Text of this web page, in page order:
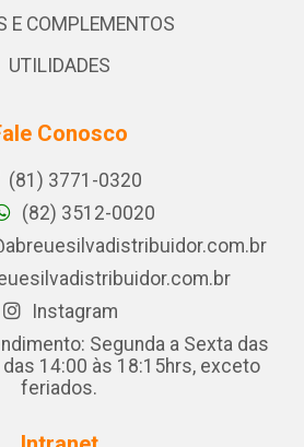
E COMPLEMENTOS
UTILIDADES
Conosco
(81) 3771-0320
(82) 3512-0020
Instagram
Segunda a Sexta das
14:00 às 18:15hrs, exceto
feriados.